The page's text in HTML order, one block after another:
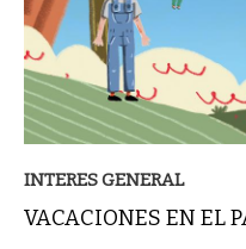
INTERES GENERAL
VACACIONES EN EL